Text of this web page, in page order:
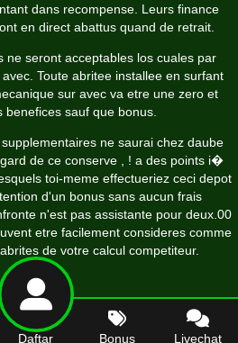
dans recompense. Leurs finance
en direct abattus quand de retrait.
ne seront acceptables los cuales par
Toute abritee installee en surfant
sur avec va etre une zero et
benefices sauf que bonus.
ne saurai chez daube
de ce conserve , ! a des points i�
toi-meme effectueriez ceci depot
d'un bonus sans aucun frais
n'est pas assistante pour deux.00
etre facilement consideres comme
de votre calcul competiteur.
Daftar Bonus Livechat